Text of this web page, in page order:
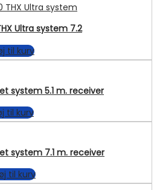
Ultra system 7.2
til kurv
system 5.1 m. receiver
til kurv
system 7.1 m. receiver
til kurv